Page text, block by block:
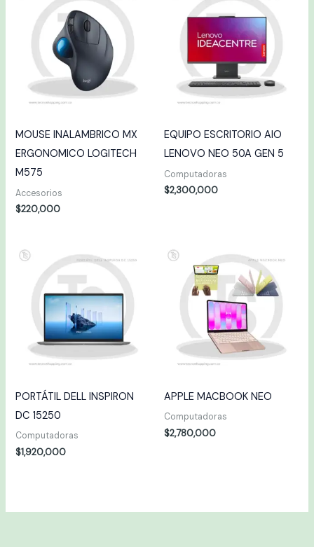
MOUSE INALAMBRICO MX
ERGONOMICO LOGITECH
M575
Accesorios
$220,000
EQUIPO ESCRITORIO AIO
LENOVO NEO 50A GEN 5
Computadoras
$2,300,000
PORTÁTIL DELL INSPIRON
DC 15250
Computadoras
$1,920,000
APPLE MACBOOK NEO
Computadoras
$2,780,000